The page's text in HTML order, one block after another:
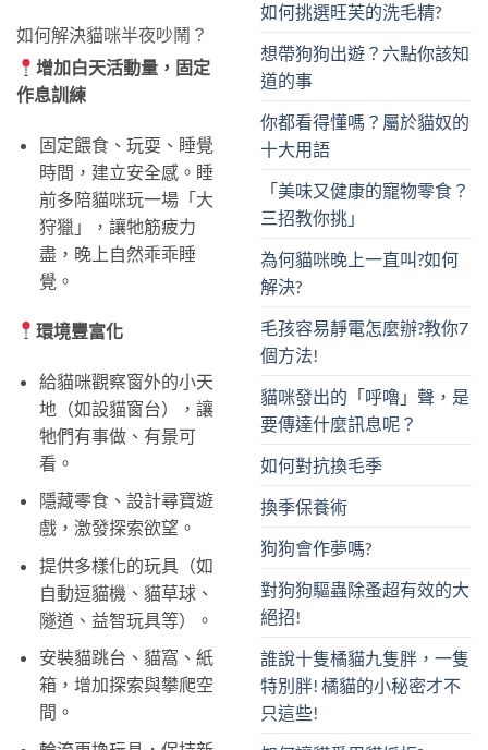
如何解決貓咪半夜吵鬧？
增加白天活動量，固定
作息訓練
固定餵食、玩耍、睡覺
時間，建立安全感。睡
前多陪貓咪玩一場「大
狩獵」，讓牠筋疲力
盡，晚上自然乖乖睡
覺。
環境豐富化
給貓咪觀察窗外的小天
地（如設貓窗台），讓
牠們有事做、有景可
看。
隱藏零食、設計尋寶遊
戲，激發探索欲望。
提供多樣化的玩具（如
自動逗貓機、貓草球、
隧道、益智玩具等）。
安裝貓跳台、貓窩、紙
箱，增加探索與攀爬空
間。
如何挑選旺芙的洗毛精?
想帶狗狗出遊？六點你該知
道的事
你都看得懂嗎？屬於貓奴的
十大用語
「美味又健康的寵物零食？
三招教你挑」
為何貓咪晚上一直叫?如何
解決?
毛孩容易靜電怎麼辦?教你7
個方法!
貓咪發出的「呼嚕」聲，是
要傳達什麼訊息呢？
如何對抗換毛季
換季保養術
狗狗會作夢嗎?
對狗狗驅蟲除蚤超有效的大
絕招!
誰說十隻橘貓九隻胖，一隻
特別胖! 橘貓的小秘密才不
只這些!